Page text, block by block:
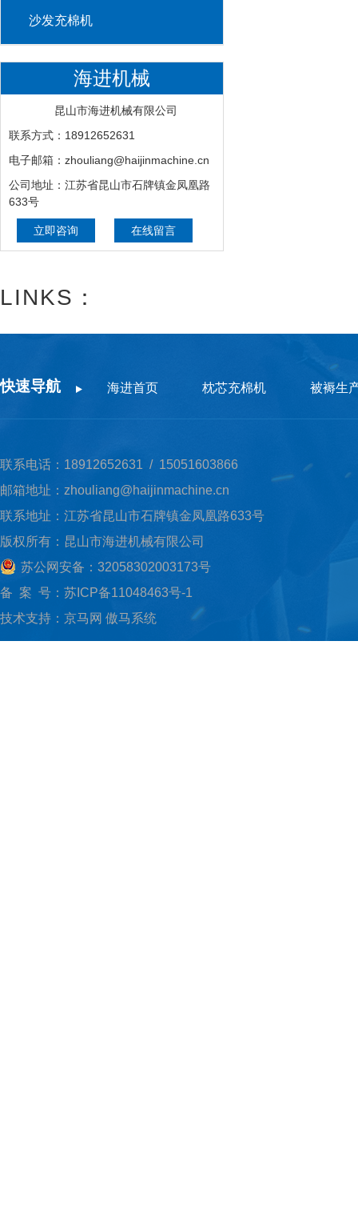
沙发充棉机
海进机械
昆山市海进机械有限公司
联系方式：18912652631
电子邮箱：zhouliang@haijinmachine.cn
公司地址：江苏省昆山市石牌镇金凤凰路
633号
立即咨询 在线留言
LINKS：
快速导航 海进首页 枕芯充棉机 被褥生
联系电话：18912652631 / 15051603866
邮箱地址：zhouliang@haijinmachine.cn
联系地址：江苏省昆山市石牌镇金凤凰路633号
版权所有：昆山市海进机械有限公司
苏公网安备：32058302003173号
备 案 号： 苏ICP备11048463号-1
技术支持： 京马网 傲马系统